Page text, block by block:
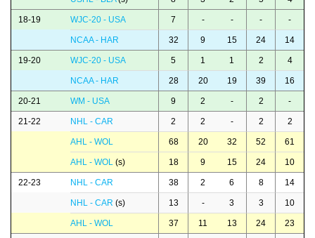
18-19 WJC-20 - USA 7 - - - -
NCAA - HAR 32 9 15 24 14
19-20 WJC-20 - USA 5 1 1 2 4
NCAA - HAR 28 20 19 39 16
20-21 WM - USA 9 2 - 2 -
21-22 NHL - CAR 2 2 - 2 2
AHL - WOL 68 20 32 52 61
AHL - WOL (s) 18 9 15 24 10
22-23 NHL - CAR 38 2 6 8 14
NHL - CAR (s) 13 - 3 3 10
AHL - WOL 37 11 13 24 23